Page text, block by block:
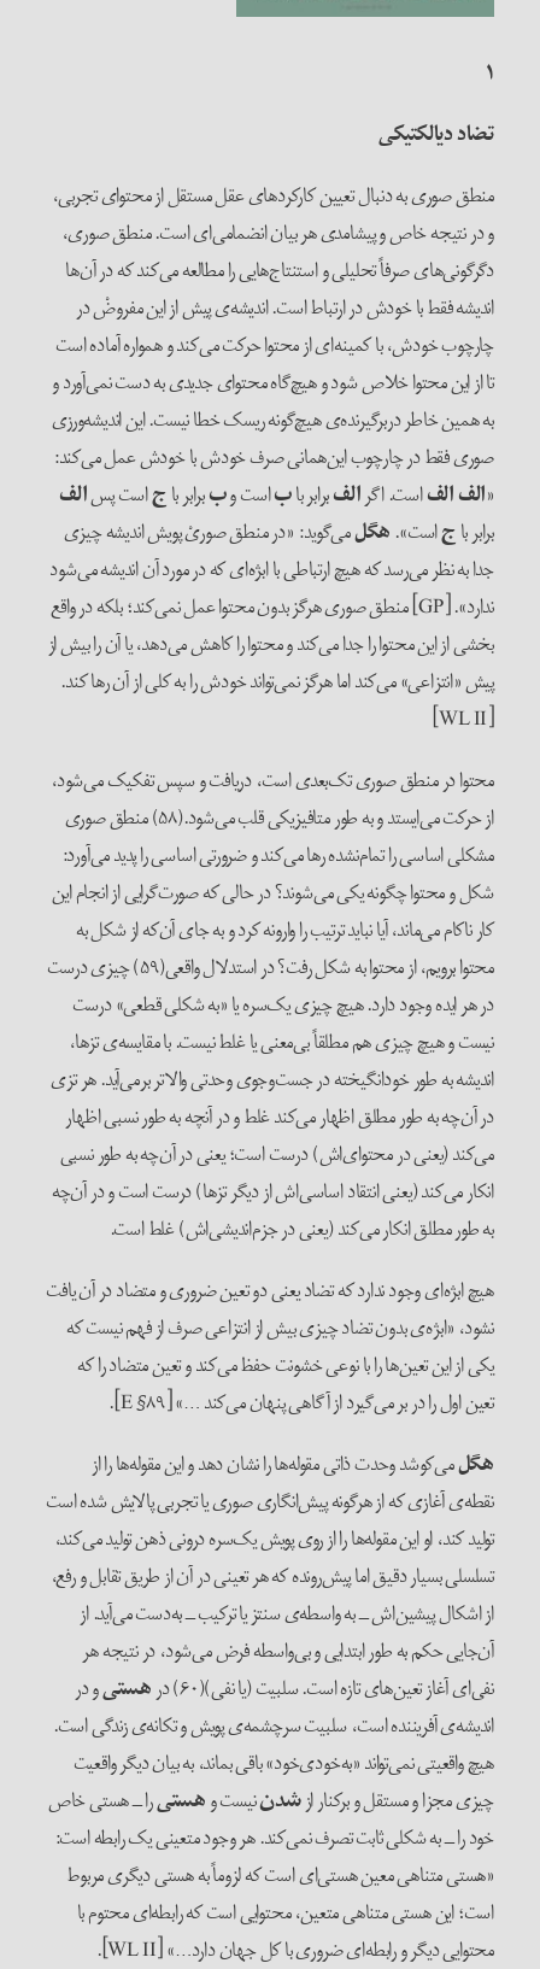
۱
تضاد دیالکتیکی
منطق صوری به دنبال تعیین کارکردهای عقل مستقل از محتوای تجربی،
و در نتیجه خاص و پیشامدی هر بیان انضمامی‌‌ای است. منطق صوری،
دگرگونی‌‌های صرفاً تحلیلی و استنتاج‌‌هایی را مطالعه می‌‌کند که در آن‌‌ها
اندیشه فقط با خودش در ارتباط است. اندیشه‌‌ی پیش از این مفروضْ در
چارچوب خودش، با کمینه‌‌ای از محتوا حرکت می‌‌کند و همواره آماده است
تا از این محتوا خلاص شود و هیچ‌گاه محتوای جدیدی به دست نمی‌‌آورد و
به همین خاطر دربرگیرنده‌‌ی هیچ‌گونه ریسک خطا نیست. این اندیشه‌‌ورزی
صوری فقط در چارچوب این‌‌همانی صرف خودش با خودش عمل می‌‌کند:
«الفالفاست. اگرالفبرابر باباست وببرابر باجاست پسالف
برابر باجاست». هگلمی‌‌گوید: «در منطق صوریْ پویش اندیشه چیزی
جدا به نظر می‌‌رسد که هیچ ارتباطی با ابژه‌‌ای که در مورد آن اندیشه می‌‌شود
ندارد». [GP] منطق صوری هرگز بدون محتوا عمل نمی‌‌کند؛ بلکه در واقع
بخشی از این محتوا را جدا می‌‌کند و محتوا را کاهش می‌‌دهد، یا آن را بیش از
پیش «انتزاعی» می‌‌کند اما هرگز نمی‌‌تواند خودش را به کلی از آن رها کند.
[WL II]
محتوا در منطق صوری تک‌‌بعدی است، دریافت و سپس تفکیک می‌‌شود،
از حرکت می‌‌ایستد و به طور متافیزیکی قلب می‌شود.(۵۸) منطق صوری
مشکلی اساسی را تمام‌‌نشده رها می‌‌کند و ضرورتی اساسی را پدید می‌‌آورد:
شکل و محتوا چگونه یکی می‌‌شوند؟ در حالی که صورت‌‌گرایی از انجام این
کار ناکام می‌‌ماند، آیا نباید ترتیب را وارونه کرد و به جای آن‌‌که از شکل به
محتوا برویم، از محتوا به شکل رفت؟ در استدلال واقعی(۵۹) چیزی درست
در هر ایده وجود دارد. هیچ چیزی یک‌سره یا «به شکلی قطعی» درست
نیست و هیچ چیزی هم مطلقاً بی‌معنی یا غلط نیست. با مقایسه‌ی تزها،
اندیشه به طور خودانگیخته در جست‌‌وجوی وحدتی والاتر برمی‌‌آید. هر تزی
در آن‌چه به طور مطلق اظهار می‌‌کند غلط و در آنچه به طور نسبی اظهار
می‌‌کند (یعنی در محتوای‌‌اش) درست است؛ یعنی در آن‌چه به طور نسبی
انکار می‌‌کند (یعنی انتقاد اساسی‌‌اش از دیگر تزها) درست است و در آن‌چه
به طور مطلق انکار می‌‌کند (یعنی در جزم‌‌اندیشی‌‌اش) غلط است.
هیچ ابژه‌‌ای وجود ندارد که تضاد یعنی دو تعین ضروری و متضاد در آن یافت
نشود، «ابژه‌‌ی بدون تضاد چیزی بیش از انتزاعی صرف از فهم نیست که
یکی از این تعین‌‌ها را با نوعی خشونت حفظ می‌‌کند و تعین متضاد را که
تعین اول را در بر می‌‌گیرد از آگاهی پنهان می‌کند …» [E §۸۹].
هگلمی‌‌کوشد وحدت ذاتی مقوله‌‌ها را نشان دهد و این مقوله‌‌ها را از
نقطه‌‌ی آغازی که از هرگونه پیش‌‌انگاری صوری یا تجربی پالایش شده است
تولید کند، او این مقوله‌‌ها را از روی پویش یک‌سره درونی ذهن تولید می‌‌کند،
تسلسلی بسیار دقیق اما پیش‌‌رونده که هر تعینی در آن از طریق تقابل و رفع،
از اشکال پیشین‌‌اش ــ به واسطه‌‌ی سنتز یا ترکیب ــ به‌دست می‌‌آید. از
آن‌جایی حکم به طور ابتدایی و بی‌‌واسطه فرض می‌‌شود، در نتیجه هر
نفی‌‌ای آغاز تعین‌‌های تازه است. سلبیت (یا نفی)(۶۰) در
هستیو در
اندیشه‌ی آفریننده است، سلبیت سرچشمه‌‌ی پویش و تکانه‌‌ی زندگی است.
هیچ واقعیتی نمی‌‌تواند «به‌خودی‌خود» باقی بماند، به بیان دیگر واقعیت
چیزی مجزا و مستقل و برکنار ازشدننیست وهستیرا ــ هستی خاص
خود را ــ به شکلی ثابت تصرف نمی‌‌کند. هر وجود متعینی یک رابطه است:
«هستی متناهی معین هستی‌‌ای است که لزوماً به هستی دیگری مربوط
است؛ این هستی متناهی متعین، محتوایی است که رابطه‌‌ای محتوم با
محتوایی دیگر و رابطه‌ای ضروری با کل جهان دارد…» [WL II].